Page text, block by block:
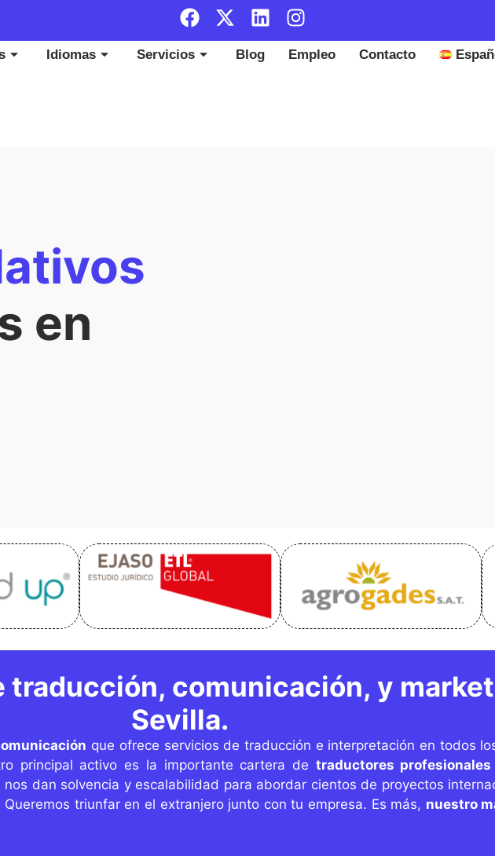
Idiomas Servicios Blog Empleo Contacto
en
traducción, comunicación, y
Sevilla.
que ofrece servicios de traducción e interpretación en todos
principal activo es la importante cartera de traductores
dan solvencia y escalabilidad para abordar cientos de proyectos
triunfar en el extranjero junto con tu empresa. Es más, nuestro